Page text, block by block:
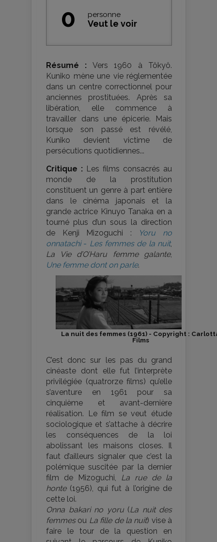
0 personne
Veut le voir
Résumé : Vers 1960 à Tôkyô.
Kuniko mène une vie réglementée
dans un centre correctionnel pour
anciennes prostituées. Après sa
libération, elle commence à
travailler dans une épicerie. Mais
lorsque son passé est révélé,
Kuniko devient victime de
persécutions quotidiennes...
Critique : Les films consacrés au
monde de la prostitution
constituent un genre à part entière
dans le cinéma japonais et la
grande actrice Kinuyo Tanaka en a
tourné plus d’un sous la direction
de Kenji Mizoguchi :
Yoru no
onnatachi- Les femmes de la nuit,
La Vie d’O’Haru femme galante,
Une femme dont on parle.
La nuit des femmes (1961) - Copyright :
Films
C’est donc sur les pas du grand
cinéaste dont elle fut l’interprète
privilégiée (quatrorze films) qu’elle
s’aventure en 1961 pour sa
cinquième et avant-dernière
réalisation. Le film se veut étude
sociologique et s’attache à décrire
les conséquences de la loi
abolissant les maisons closes. Il
faut d’ailleurs signaler que c’est la
polémique suscitée par la dernier
film de Mizoguchi, La rue de la
honte(1956), qui fut à l’origine de
cette loi.
Onna bakari no yoru(La nuit des
femmesou La fille de la nuit) vise à
faire le tour de la question en